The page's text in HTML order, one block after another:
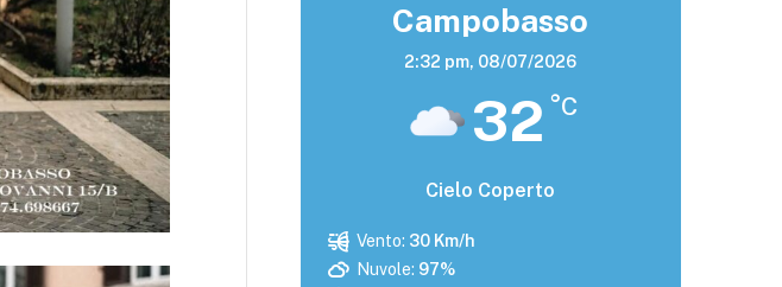
Campobasso
2:32 pm, 08/07/2026
32 °C
Cielo Coperto
Vento: 30 Km/h
Nuvole: 97%